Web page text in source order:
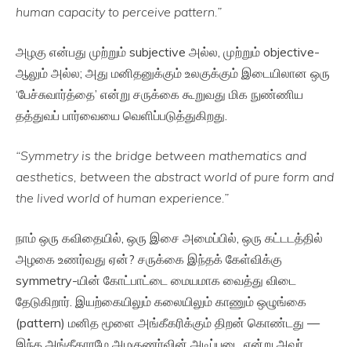
human capacity to perceive pattern.”
அழகு என்பது முற்றும் subjective அல்ல, முற்றும் objective-
ஆலும் அல்ல; அது மனிதனுக்கும் உலகுக்கும் இடையிலான ஒரு
‘பேச்சுவார்த்தை’ என்று சருக்கை கூறுவது மிக நுண்ணிய
தத்துவப் பார்வையை வெளிப்படுத்துகிறது.
“Symmetry is the bridge between mathematics and
aesthetics, between the abstract world of pure form and
the lived world of human experience.”
நாம் ஒரு கவிதையில், ஒரு இசை அமைப்பில், ஒரு கட்டடத்தில்
அழகை உணர்வது ஏன்? சருக்கை இந்தக் கேள்விக்கு
symmetry-யின் கோட்பாட்டை மையமாக வைத்து விடை
தேடுகிறார். இயற்கையிலும் கலையிலும் காணும் ஒழுங்கை
(pattern) மனித மூளை அங்கீகரிக்கும் திறன் கொண்டது —